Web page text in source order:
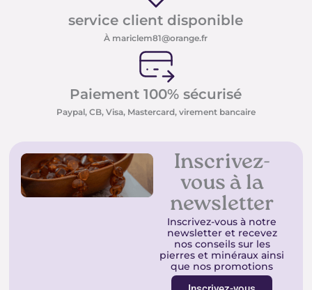
service client disponible
À mariclem81@orange.fr
Paiement 100% sécurisé
Paypal, CB, Visa, Mastercard, virement bancaire
Inscrivez-
vous à la
newsletter
Inscrivez-vous à notre
newsletter et recevez
nos conseils sur les
pierres et minéraux ainsi
que nos promotions